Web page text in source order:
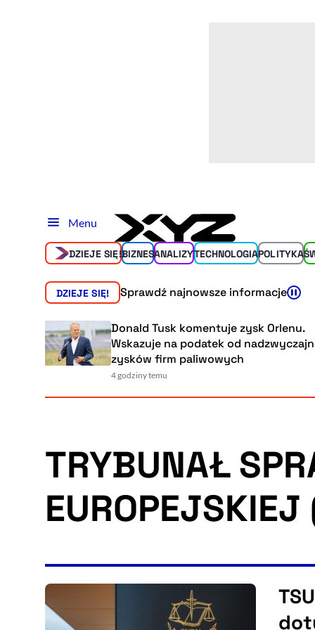
Menu
DZIEJE SIĘ!BIZNESANALIZYTECHNOLOGIAPOLITYKA
DZIEJE SIĘ! Sprawdź najnowsze informacje
Donald Tusk komentuje zysk Orlenu.
Wskazuje na podatek od nadzwyczajnych
zysków firm paliwowych
4 godziny temu
TRYBUNAŁ